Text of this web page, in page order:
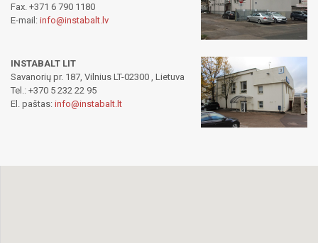
Fax. +371 6 790 1180
E-mail: info@instabalt.lv
INSTABALT LIT
Savanorių pr. 187, Vilnius LT-02300 , Lietuva
Tel.: +370 5 232 22 95
El. paštas: info@instabalt.lt